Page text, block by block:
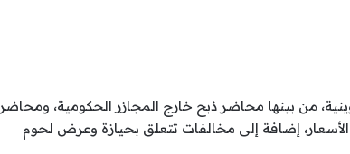
من بينها محاضر ذبح خارج المجازر الحكومية، ومحاضر
إضافة إلى مخالفات تتعلق بحيازة وعرض لحوم